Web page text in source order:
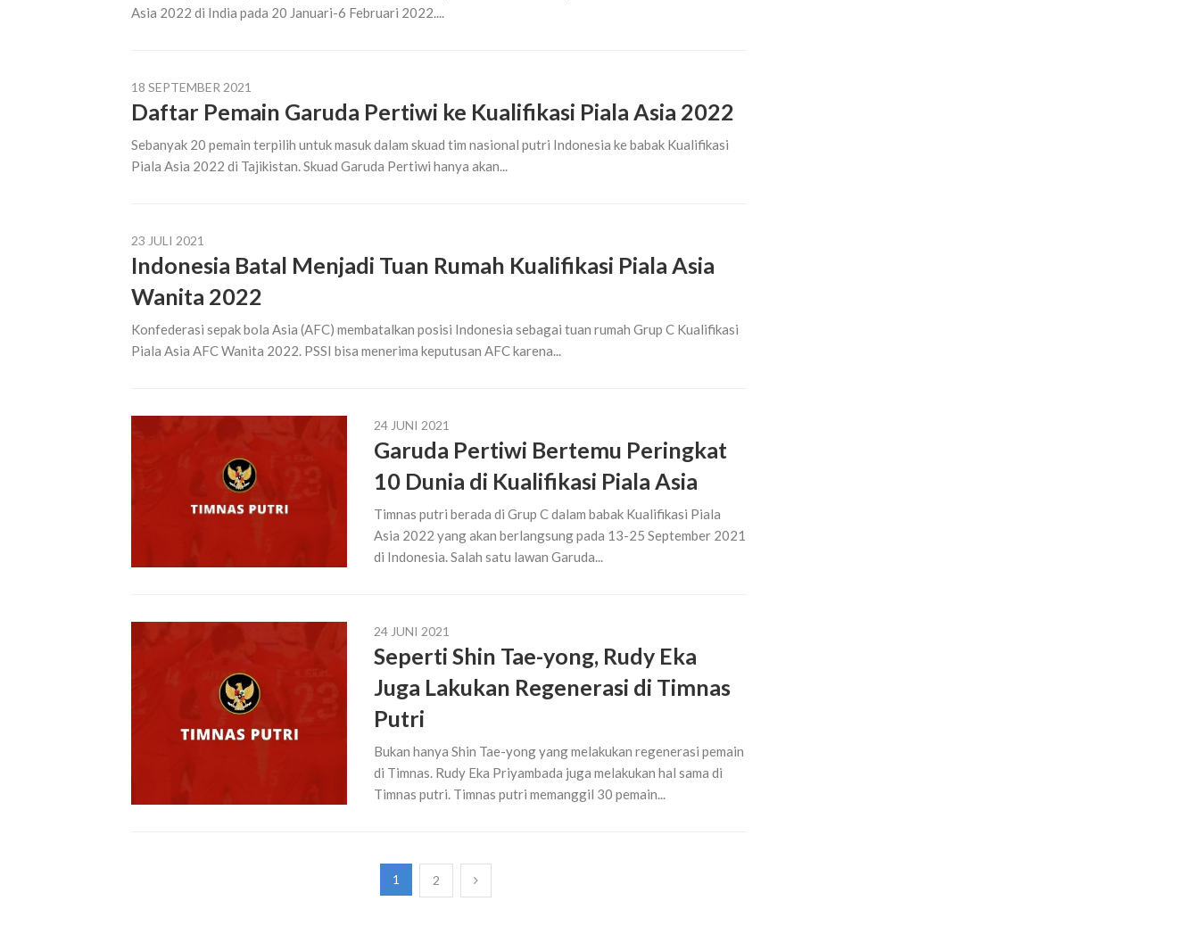
Asia 2022 di India pada 20 Januari-6 Februari 2022....
18 SEPTEMBER 2021
Daftar Pemain Garuda Pertiwi ke Kualifikasi Piala Asia 2022
Sebanyak 20 pemain terpilih untuk masuk dalam skuad tim nasional putri Indonesia ke babak Kualifikasi
Piala Asia 2022 di Tajikistan. Skuad Garuda Pertiwi hanya akan...
23 JULI 2021
Indonesia Batal Menjadi Tuan Rumah Kualifikasi Piala Asia
Wanita 2022
Konfederasi sepak bola Asia (AFC) membatalkan posisi Indonesia sebagai tuan rumah Grup C Kualifikasi
Piala Asia AFC Wanita 2022. PSSI bisa menerima keputusan AFC karena...
24 JUNI 2021
Garuda Pertiwi Bertemu Peringkat
10 Dunia di Kualifikasi Piala Asia
Timnas putri berada di Grup C dalam babak Kualifikasi Piala
Asia 2022 yang akan berlangsung pada 13-25 September 2021
di Indonesia. Salah satu lawan Garuda...
24 JUNI 2021
Seperti Shin Tae-yong, Rudy Eka
Juga Lakukan Regenerasi di Timnas
Putri
Bukan hanya Shin Tae-yong yang melakukan regenerasi pemain
di Timnas. Rudy Eka Priyambada juga melakukan hal sama di
Timnas putri. Timnas putri memanggil 30 pemain...
1 2